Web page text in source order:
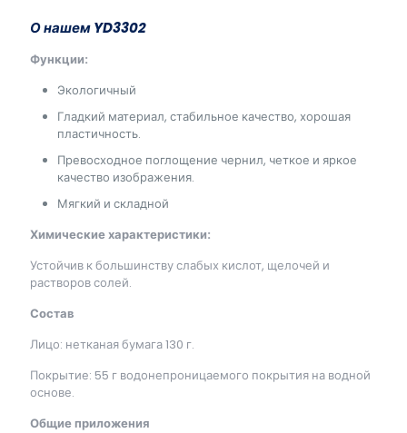
О нашем YD3302
Функции:
Экологичный
Гладкий материал, стабильное качество, хорошая
пластичность.
Превосходное поглощение чернил, четкое и яркое
качество изображения.
Мягкий и складной
Химические характеристики:
Устойчив к большинству слабых кислот, щелочей и
растворов солей.
Состав
Лицо: нетканая бумага 130 г.
Покрытие: 55 г водонепроницаемого покрытия на водной
основе.
Общие приложения